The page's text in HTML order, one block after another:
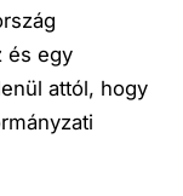
és egy
attól, hogy